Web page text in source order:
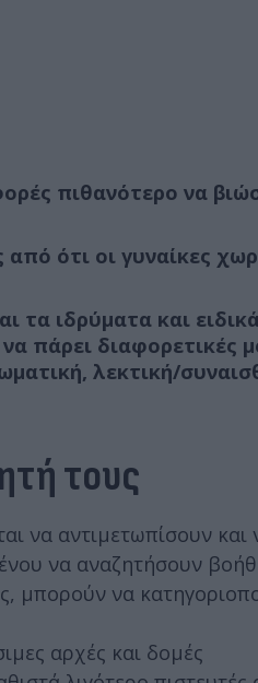
πιθανότερο να
ότι οι γυναίκες
τα ιδρύματα και
πάρει διαφορετικές
λεκτική/
τους
να αντιμετωπίσουν και
να αναζητήσουν
μπορούν να
αρχές και δομές